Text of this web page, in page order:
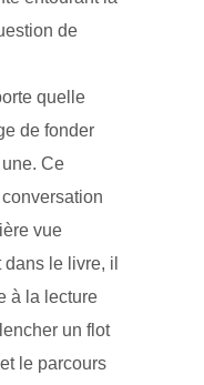
de
quelle
de fonder
Ce
vue
le livre, il
à la lecture
un flot
le parcours